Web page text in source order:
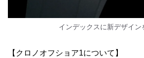
インデックスに新デザイン
【クロノオフショア1について】